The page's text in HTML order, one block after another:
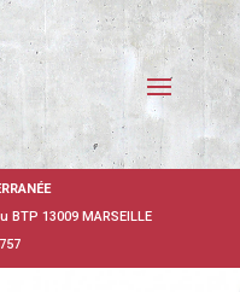
13009 MARSEILLE